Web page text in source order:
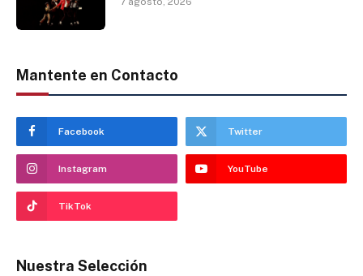
Mantente en Contacto
Facebook Twitter
Instagram YouTube
TikTok
Nuestra Selección